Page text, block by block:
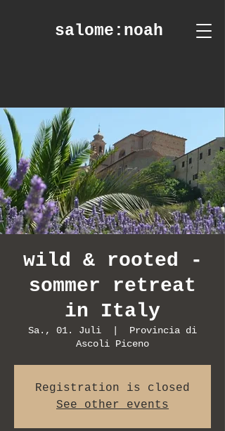
salome :noah
wild & rooted -
sommer retreat
in Italy
Sa., 01. Juli
Provincia di
Ascoli Piceno
Registration is closed
See other events